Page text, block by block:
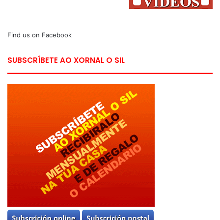
Find us on Facebook
SUBSCRÍBETE AO XORNAL O SIL